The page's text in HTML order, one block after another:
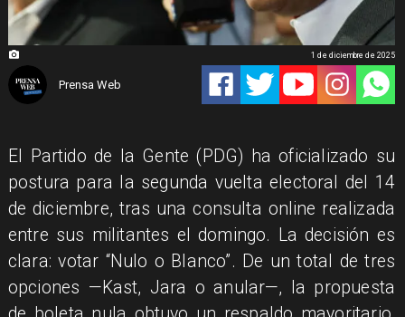
Prensa Web
1 de diciembre de 2025
El Partido de la Gente (PDG) ha oficializado su
postura para la segunda vuelta electoral del 14
de diciembre, tras una consulta online realizada
entre sus militantes el domingo. La decisión es
clara: votar “Nulo o Blanco”. De un total de tres
opciones —Kast, Jara o anular—, la propuesta